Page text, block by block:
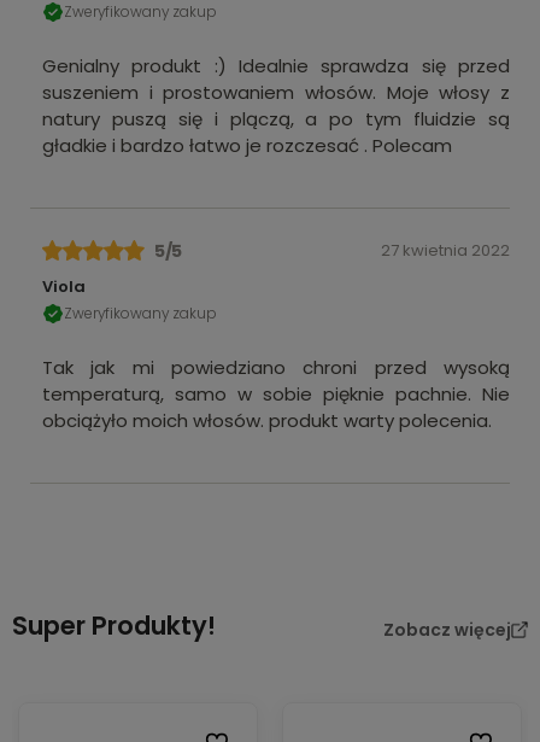
Zweryfikowany zakup
Genialny produkt :) Idealnie sprawdza się przed
suszeniem i prostowaniem włosów. Moje włosy z
natury puszą się i plączą, a po tym fluidzie są
gładkie i bardzo łatwo je rozczesać . Polecam
5/5
Viola
Zweryfikowany zakup
Tak jak mi powiedziano chroni przed wysoką
temperaturą, samo w sobie pięknie pachnie. Nie
obciążyło moich włosów. produkt warty polecenia.
27 kwietnia 2022
Super Produkty! Zobacz więcej